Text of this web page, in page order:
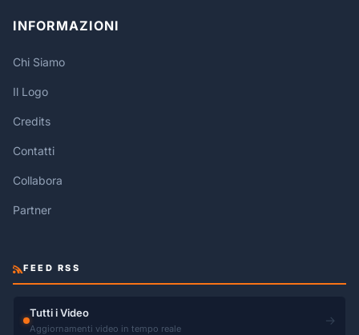
INFORMAZIONI
Chi Siamo
Il Logo
Credits
Contatti
Collabora
Partner
FEED RSS
Tutti i Video
Aggiornamenti video in tempo reale
→